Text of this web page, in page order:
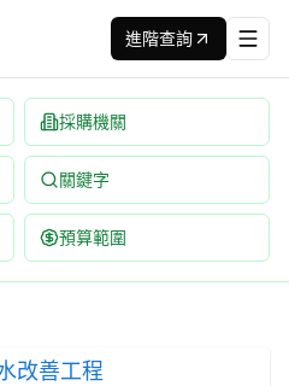
進階查詢
採購機關
關鍵字
預算範圍
工程 招標公告 | 案號：
工程 | 招標方式：公開招標 |
改善工程